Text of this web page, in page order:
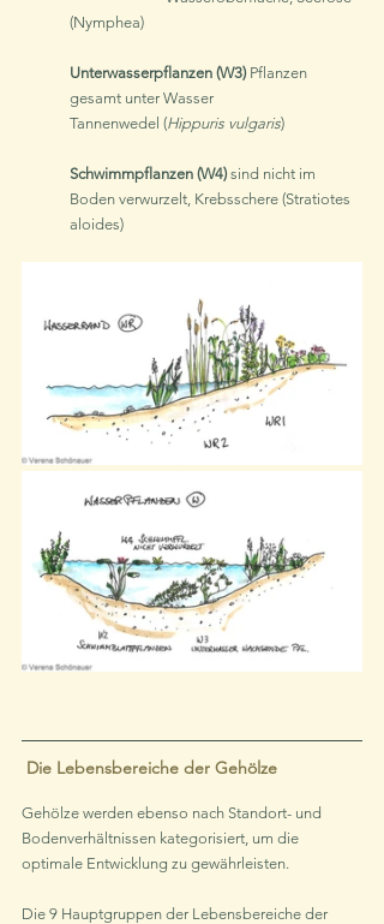
(Nymphea)
Unterwasserpflanzen (W3) Pflanzen
gesamt unter Wasser
Tannenwedel (Hippuris vulgaris)
Schwimmpflanzen (W4) sind nicht im
Boden verwurzelt, Krebsschere (Stratiotes
aloides)
Die Lebensbereiche der Gehölze
Gehölze werden ebenso nach Standort- und
Bodenverhältnissen kategorisiert, um die
optimale Entwicklung zu gewährleisten.
Die 9 Hauptgruppen der Lebensbereiche der